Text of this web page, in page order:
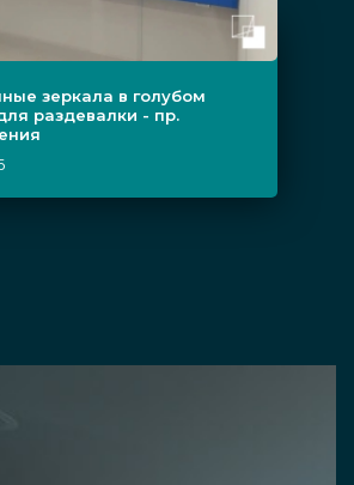
зеркала в голубом
раздевалки - пр.